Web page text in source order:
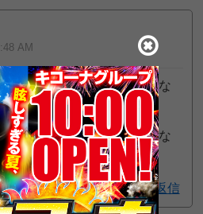
AM
に回る店なので遊びで打つな
ので十分に楽しめるかと
が日本一治安の悪いところな
返信